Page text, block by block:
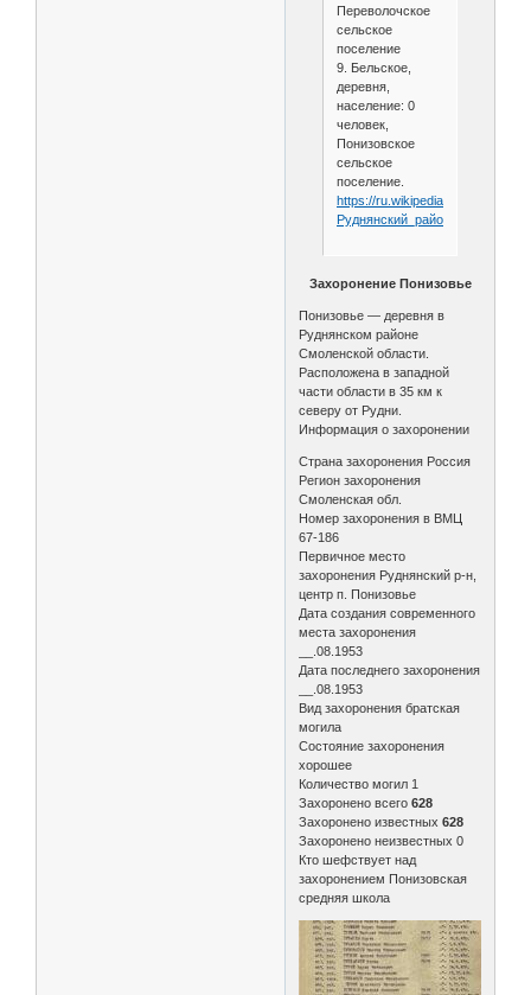
Переволочское
сельское
поселение
9. Бельское,
деревня,
население: 0
человек,
Понизовское
сельское
поселение.
https://ru.wikipedia.org/wiki/
Руднянский_район_
Захоронение Понизовье
Понизовье — деревня в
Руднянском районе
Смоленской области.
Расположена в западной
части области в 35 км к
северу от Рудни.
Информация о захоронении
Страна захоронения Россия
Регион захоронения
Смоленская обл.
Номер захоронения в ВМЦ
67-186
Первичное место
захоронения Руднянский р-н,
центр п. Понизовье
Дата создания современного
места захоронения
__.08.1953
Дата последнего захоронения
__.08.1953
Вид захоронения братская
могила
Состояние захоронения
хорошее
Количество могил 1
Захоронено всего628
Захоронено известных 628
Захоронено неизвестных 0
Кто шефствует над
захоронением Понизовская
средняя школа